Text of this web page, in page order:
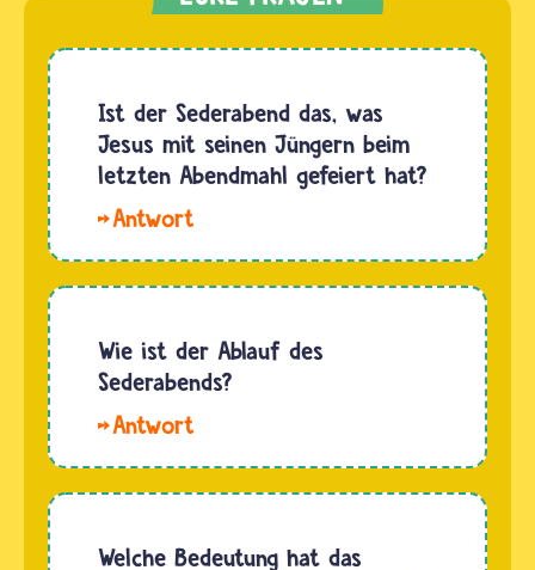
Ist der Sederabend das, was
Jesus mit seinen Jüngern beim
letzten Abendmahl gefeiert hat?
Wann
Jesus
mit
Jüngern
das
letzte
gefeiert
Wie ist der Ablauf des
Sederabends?
und
Beginn
Welche Bedeutung hat das